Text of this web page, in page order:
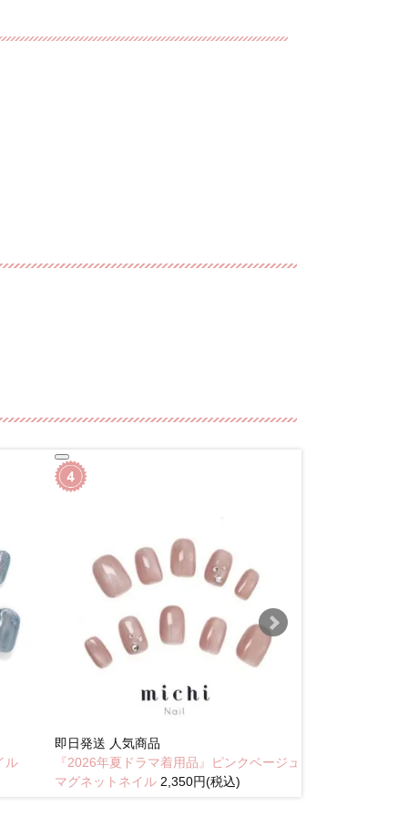
ル
即日発送 人気商品
『2026年夏ドラマ着用品』ピンクベージュ
マグネットネイル2,350円(税込)